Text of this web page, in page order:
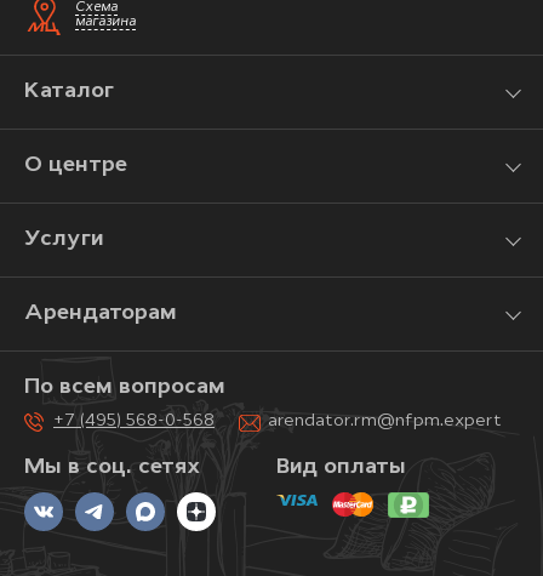
Схема
магазина
Каталог
О центре
Услуги
Арендаторам
Мы в соц. сетях
По всем вопросам
+7 (495) 568-0-568 arendator.rm@nfpm.expert
Вид оплаты